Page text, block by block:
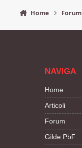
Home Forum
NAVIGA
Home
Articoli
Forum
Gilde PbF